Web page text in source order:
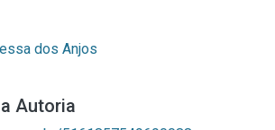
dos Anjos
Autoria